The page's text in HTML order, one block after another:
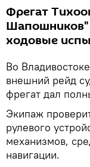
Фрегат
Шапошников"
ходовые
Во
внешний рейд
фрегат дал
Экипаж
рулевого
механизмов,
навигации.